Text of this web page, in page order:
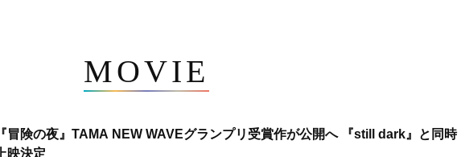
MOVIE
『冒険の夜』TAMA NEW WAVEグランプリ受賞作が公開へ 『still dark』と同時
上映決定